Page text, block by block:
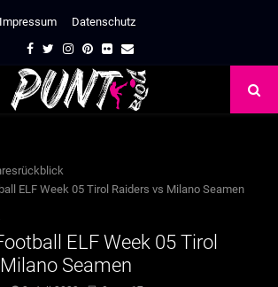
Impressum Datenschutz
Facebook
TwitterInstagram
Pinterest
FlickrEmail
ELF Week 05 Tirol Raiders vs Milano Seamen
ELF Week 05 Tirol
Seamen